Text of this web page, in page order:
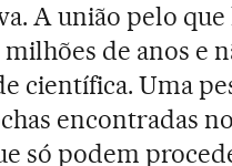
A união pelo que
milhões de anos e
científica. Uma
encontradas
só podem